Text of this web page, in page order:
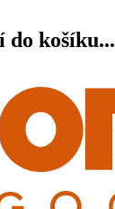
do košíku...